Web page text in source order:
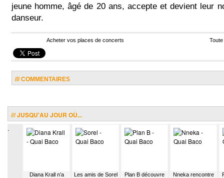
jeune homme, âgé de 20 ans, accepte et devient leur
danseur.
Acheter vos places de concerts
/// COMMENTAIRES
/// JUSQU'AU JOUR OÙ...
.
Diana Krall n’a
Les amis de Sorel
Plan B découvre
Nneka rencontre